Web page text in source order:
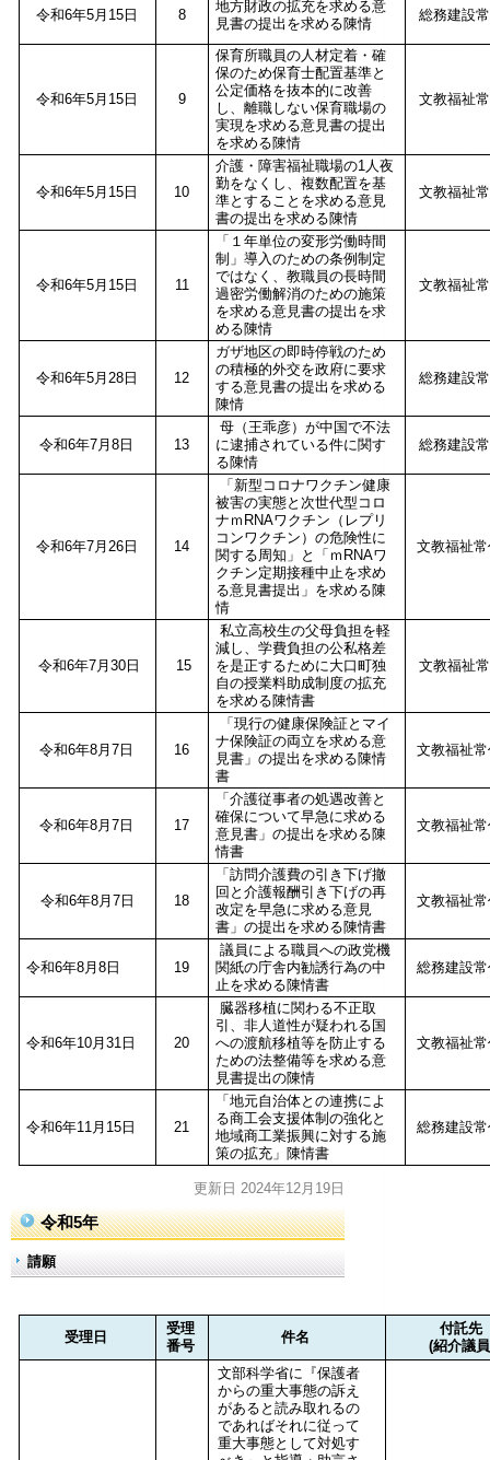
令和6年5月15日 8
地方財政の拡充を求める意
見書の提出を求める陳情
総務建設
令和6年5月15日 9
保育所職員の人材定着・確
保のため保育士配置基準と
公定価格を抜本的に改善
し、離職しない保育職場の
実現を求める意見書の提出
を求める陳情
文教福祉
令和6年5月15日 10
介護・障害福祉職場の1人夜
勤をなくし、複数配置を基
準とすることを求める意見
書の提出を求める陳情
文教福祉
令和6年5月15日 11
「１年単位の変形労働時間
制」導入のための条例制定
ではなく、教職員の長時間
過密労働解消のための施策
を求める意見書の提出を求
める陳情
文教福祉
令和6年5月28日 12
ガザ地区の即時停戦のため
の積極的外交を政府に要求
する意見書の提出を求める
陳情
総務建設
令和6年7月8日 13
母（王乖彦）が中国で不法
に逮捕されている件に関す
る陳情
総務建設
令和6年7月26日 14
「新型コロナワクチン健康
被害の実態と次世代型コロ
ナｍRNAワクチン（レプリ
コンワクチン）の危険性に
関する周知」と「ｍRNAワ
クチン定期接種中止を求め
る意見書提出」を求める陳
情
文教福祉
令和6年7月30日 15
私立高校生の父母負担を軽
減し、学費負担の公私格差
を是正するために大口町独
自の授業料助成制度の拡充
を求める陳情書
文教福祉
令和6年8月7日 16
「現行の健康保険証とマイ
ナ保険証の両立を求める意
見書」の提出を求める陳情
書
文教福祉
令和6年8月7日 17
「介護従事者の処遇改善と
確保について早急に求める
意見書」の提出を求める陳
情書
文教福祉
令和6年8月7日 18
「訪問介護費の引き下げ撤
回と介護報酬引き下げの再
改定を早急に求める意見
書」の提出を求める陳情書
文教福祉
令和6年8月8日 19
議員による職員への政党機
関紙の庁舎内勧誘行為の中
止を求める陳情書
総務建設
令和6年10月31日 20
臓器移植に関わる不正取
引、非人道性が疑われる国
への渡航移植等を防止する
ための法整備等を求める意
見書提出の陳情
文教福祉
令和6年11月15日 21
「地元自治体との連携によ
る商工会支援体制の強化と
地域商工業振興に対する施
策の拡充」陳情書
総務建設
更新日 2024年12月19日
令和5年
請願
受理日
受理
番号
件名
付託先
(紹介議
文部科学省に『保護者
からの重大事態の訴え
があると読み取れるの
であればそれに従って
重大事態として対処す